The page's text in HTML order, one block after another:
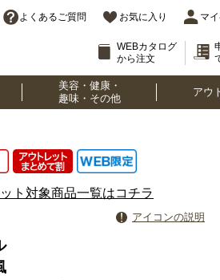
よくあるご質問 お気に入り マ
WEBカタログ
から注文
美容・健康・
趣味・その他
アウ
ト対象商品一覧はコチラ
アイコンの説明